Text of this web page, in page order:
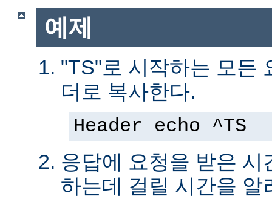
예제
"TS"로 시작하는 모든
더로 복사한다.
Header echo ^TS
응답에 요청을 받은 시
하는데 걸릴 시간을